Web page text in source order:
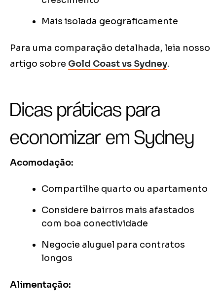
Mais isolada geograficamente
Para uma comparação detalhada, leia nosso
artigo sobre Gold Coast vs Sydney.
Dicas práticas para
economizar em Sydney
Acomodação:
Compartilhe quarto ou apartamento
Considere bairros mais afastados
com boa conectividade
Negocie aluguel para contratos
longos
Alimentação: